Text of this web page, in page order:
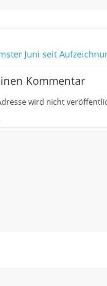
Juni seit
Kommentar
wird nicht